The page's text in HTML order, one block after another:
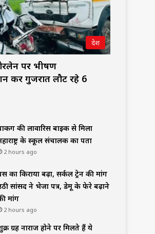
देश
पर भीषण
कर गुजरात लौट रहे 6
की लावारिस बाइक से मिला
के स्कूल संचालक का पता
2 hours ago
का किराया बढ़ा, सर्कल ट्रेन की मांग
सांसद ने भेजा पत्र, डेमू के फेरे बढ़ाने
मांग
2 hours ago
ग्रह नाराज होने पर मिलते हैं ये